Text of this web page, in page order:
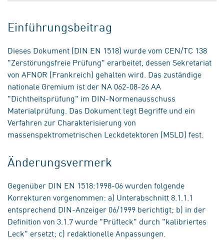
Einführungsbeitrag
Dieses Dokument (DIN EN 1518) wurde vom CEN/TC 138
"Zerstörungsfreie Prüfung" erarbeitet, dessen Sekretariat
von AFNOR (Frankreich) gehalten wird. Das zuständige
nationale Gremium ist der NA 062-08-26 AA
"Dichtheitsprüfung" im DIN-Normenausschuss
Materialprüfung. Das Dokument legt Begriffe und ein
Verfahren zur Charakterisierung von
massenspektrometrischen Leckdetektoren (MSLD) fest.
Änderungsvermerk
Gegenüber DIN EN 1518:1998-06 wurden folgende
Korrekturen vorgenommen: a) Unterabschnitt 8.1.1.1
entsprechend DIN-Anzeiger 06/1999 berichtigt; b) in der
Definition von 3.1.7 wurde "Prüfleck" durch "kalibriertes
Leck" ersetzt; c) redaktionelle Anpassungen.